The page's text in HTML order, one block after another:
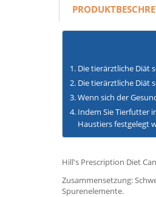
Die tierärztliche Diät
Die tierärztliche Diät
Wenn sich der
Indem Sie Tierfutter
Haustiers festgelegt
Hill's Prescription Diet
Zusammensetzung:
Spurenelemente.